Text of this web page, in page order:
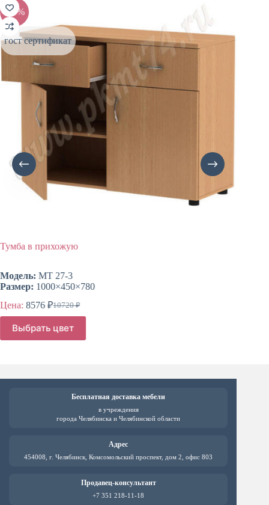
-20%
гост сертификат
Тумба в прихожую
Модель: МТ 27-3
Размер: 1000×450×780
Цена:
10720₽
Первоначальная
цена
составляла
10720 ₽.
8576 ₽Текущая
цена:
8576 ₽.
Выбрать цвет
Этот
товар
имеет
можно
Бесплатная доставка мебели
в учреждения
города Челябинска и Челябинской области
Адрес
454008, г. Челябинск, Комсомольский проспект, дом 2, офис 803
Продавец-консультант
+7 351 218-11-18